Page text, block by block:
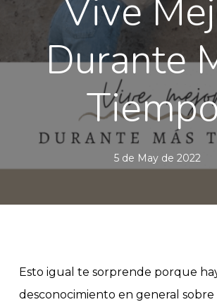
Vive
Durante
5 de May de 2022
Esto igual te sorprende porque
desconocimiento en general sobre